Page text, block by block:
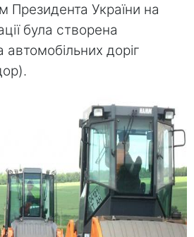
Президента України на
була створена
доріг